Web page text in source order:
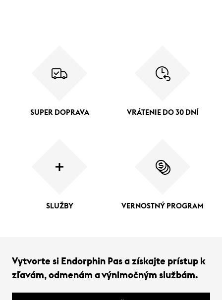
SUPER DOPRAVA VRÁTENIE DO 30 DNÍ
SLUŽBY VERNOSTNÝ PROGRAM
Vytvorte si Endorphin Pas a získajte prístup k
zľavám, odmenám a výnimočným službám.